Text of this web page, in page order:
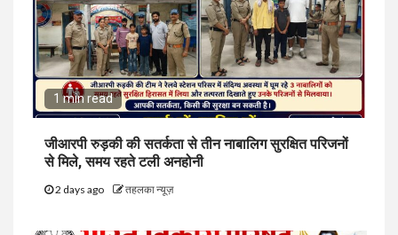
1 min read
जीआरपी रुड़की की सतर्कता से तीन नाबालिग सुरक्षित परिजनों
से मिले, समय रहते टली अनहोनी
2 days ago तहलका न्यूज़